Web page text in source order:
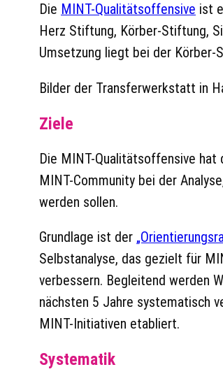
Die MINT-Qualitätsoffensive ist
Herz Stiftung, Körber-Stiftung,
Umsetzung liegt bei der Körber-
Bilder der Transferwerkstatt in
Ziele
Die MINT-Qualitätsoffensive hat
MINT-Community bei der
werden sollen.
Grundlage ist der
Selbstanalyse, das gezielt für
verbessern. Begleitend werden
nächsten 5 Jahre systematisch
MINT-Initiativen etabliert.
Systematik